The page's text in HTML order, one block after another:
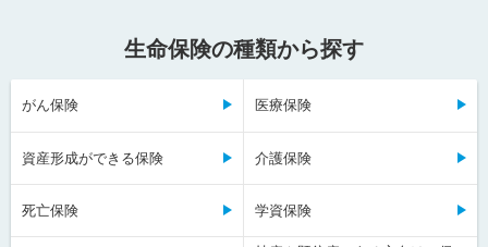
生命保険の種類から探す
がん保険 医療保険
資産形成ができる保険 介護保険
死亡保険 学資保険